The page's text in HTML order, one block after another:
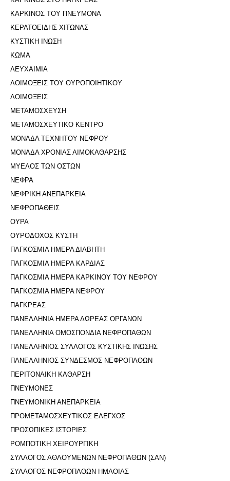
ΚΑΡΚΙΝΟΣ ΤΟΥ ΠΝΕΥΜΟΝΑ
ΚΕΡΑΤΟΕΙΔΗΣ ΧΙΤΩΝΑΣ
ΚΥΣΤΙΚΗ ΙΝΩΣΗ
ΚΩΜΑ
ΛΕΥΧΑΙΜΙΑ
ΛΟΙΜΟΞΕΙΣ ΤΟΥ ΟΥΡΟΠΟΙΗΤΙΚΟΥ
ΛΟΙΜΩΞΕΙΣ
ΜΕΤΑΜΟΣΧΕΥΣΗ
ΜΕΤΑΜΟΣΧΕΥΤΙΚΟ ΚΕΝΤΡΟ
ΜΟΝΑΔΑ ΤΕΧΝΗΤΟΥ ΝΕΦΡΟΥ
ΜΟΝΑΔΑ ΧΡΟΝΙΑΣ ΑΙΜΟΚΑΘΑΡΣΗΣ
ΜΥΕΛΟΣ ΤΩΝ ΟΣΤΩΝ
ΝΕΦΡΑ
ΝΕΦΡΙΚΗ ΑΝΕΠΑΡΚΕΙΑ
ΝΕΦΡΟΠΑΘΕΙΣ
ΟΥΡΑ
ΟΥΡΟΔΟΧΟΣ ΚΥΣΤΗ
ΠΑΓΚΟΣΜΙΑ ΗΜΕΡΑ ΔΙΑΒΗΤΗ
ΠΑΓΚΟΣΜΙΑ ΗΜΕΡΑ ΚΑΡΔΙΑΣ
ΠΑΓΚΟΣΜΙΑ ΗΜΕΡΑ ΚΑΡΚΙΝΟΥ ΤΟΥ ΝΕΦΡΟΥ
ΠΑΓΚΟΣΜΙΑ ΗΜΕΡΑ ΝΕΦΡΟΥ
ΠΑΓΚΡΕΑΣ
ΠΑΝΕΛΛΗΝΙΑ ΗΜΕΡΑ ΔΩΡΕΑΣ ΟΡΓΑΝΩΝ
ΠΑΝΕΛΛΗΝΙΑ ΟΜΟΣΠΟΝΔΙΑ ΝΕΦΡΟΠΑΘΩΝ
ΠΑΝΕΛΛΗΝΙΟΣ ΣΥΛΛΟΓΟΣ ΚΥΣΤΙΚΗΣ ΙΝΩΣΗΣ
ΠΑΝΕΛΛΗΝΙΟΣ ΣΥΝΔΕΣΜΟΣ ΝΕΦΡΟΠΑΘΩΝ
ΠΕΡΙΤΟΝΑΙΚΗ ΚΑΘΑΡΣΗ
ΠΝΕΥΜΟΝΕΣ
ΠΝΕΥΜΟΝΙΚΗ ΑΝΕΠΑΡΚΕΙΑ
ΠΡΟΜΕΤΑΜΟΣΧΕΥΤΙΚΟΣ ΕΛΕΓΧΟΣ
ΠΡΟΣΩΠΙΚΕΣ ΙΣΤΟΡΙΕΣ
ΡΟΜΠΟΤΙΚΗ ΧΕΙΡΟΥΡΓΙΚΗ
ΣΥΛΛΟΓΟΣ ΑΘΛΟΥΜΕΝΩΝ ΝΕΦΡΟΠΑΘΩΝ (ΣΑΝ)
ΣΥΛΛΟΓΟΣ ΝΕΦΡΟΠΑΘΩΝ ΗΜΑΘΙΑΣ